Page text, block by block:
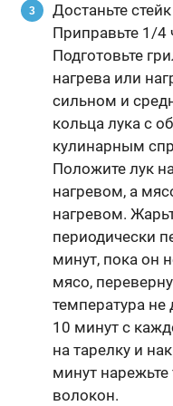
Достаньте
Приправьте 1/4
Подготовьте
нагрева или
сильном и
кольца лука с
кулинарным
Положите лук
нагревом, а
нагревом.
периодически
минут, пока он
мясо,
температура не
10 минут с
на тарелку и
минут
волокон.